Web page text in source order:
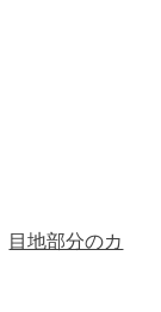
目地部分のカ